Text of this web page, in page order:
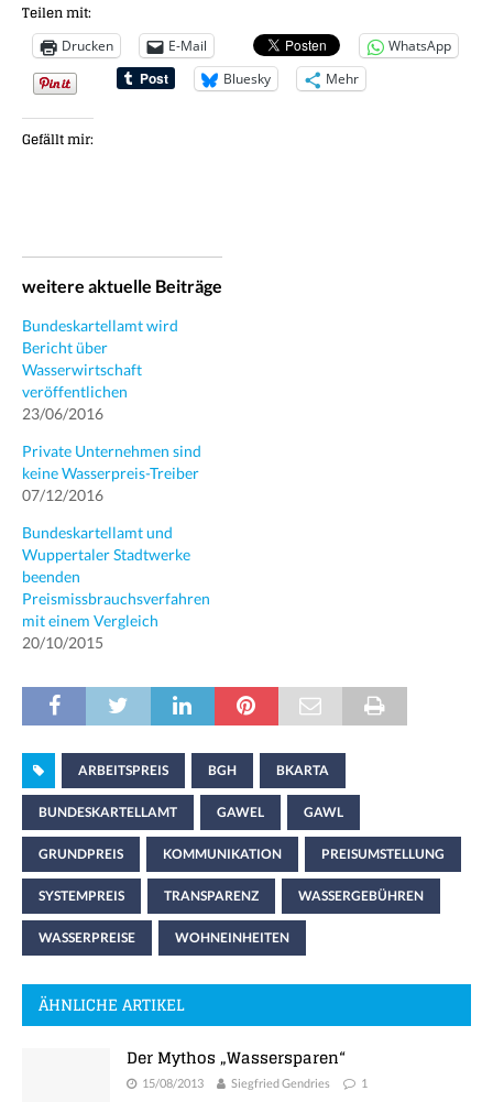
Teilen mit:
Drucken E-Mail
WhatsApp
Bluesky
Mehr
Gefällt mir:
weitere aktuelle Beiträge
Bundeskartellamt wird
Bericht über
Wasserwirtschaft
veröffentlichen
23/06/2016
Private Unternehmen sind
keine Wasserpreis-Treiber
07/12/2016
Bundeskartellamt und
Wuppertaler Stadtwerke
beenden
Preismissbrauchsverfahren
mit einem Vergleich
20/10/2015
ARBEITSPREIS BGH BKARTA
BUNDESKARTELLAMT GAWEL GAWL
GRUNDPREIS KOMMUNIKATION PREISUMSTELLUNG
SYSTEMPREIS TRANSPARENZ WASSERGEBÜHREN
WASSERPREISE WOHNEINHEITEN
ÄHNLICHE ARTIKEL
Der Mythos „Wassersparen“
15/08/2013 Siegfried Gendries 1